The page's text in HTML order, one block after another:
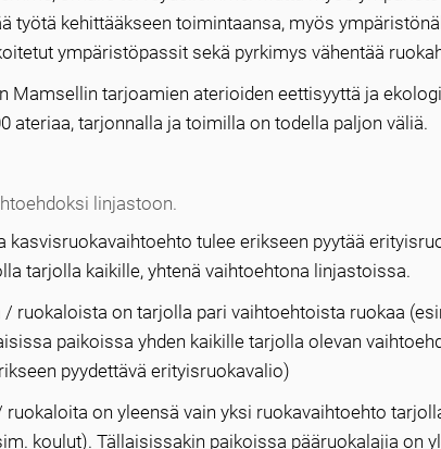
työtä kehittääkseen toimintaansa, myös
ympäristöpassit sekä pyrkimys vähentää
Mamsellin tarjoamien aterioiden eettisyyttä ja
ateriaa, tarjonnalla ja toimilla on todella paljon väliä.
linjastoon.
kasvisruokavaihtoehto tulee erikseen pyytää
tarjolla kaikille, yhtenä vaihtoehtona linjastoissa.
ruokaloista on tarjolla pari vaihtoehtoista ruokaa
paikoissa yhden kaikille tarjolla olevan
pyydettävä erityisruokavalio)
on yleensä vain yksi ruokavaihtoehto
koulut). Tällaisissakin paikoissa pääruokalajia on